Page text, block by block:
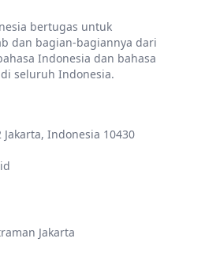
bertugas untuk
dan bagian-bagiannya dari
Indonesia dan bahasa
seluruh Indonesia.
Jakarta, Indonesia 10430
Jakarta